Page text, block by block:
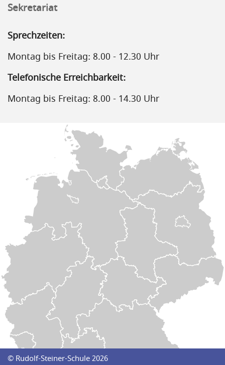
Sekretariat
Sprechzeiten:
Montag bis Freitag: 8.00 - 12.30 Uhr
Telefonische Erreichbarkeit:
Montag bis Freitag: 8.00 - 14.30 Uhr
© Rudolf-Steiner-Schule 2026Navigation
überspringen